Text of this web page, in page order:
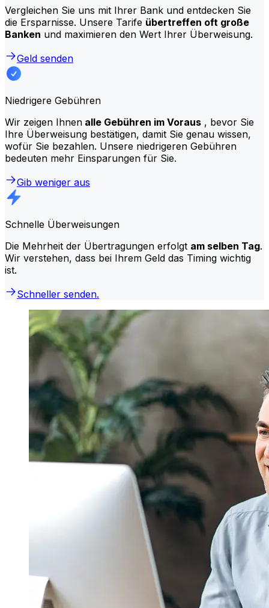
Vergleichen Sie uns mit Ihrer Bank und entdecken Sie
die Ersparnisse. Unsere Tarife übertreffen oft große
Banken und maximieren den Wert Ihrer Überweisung.
Geld senden
Niedrigere Gebühren
Wir zeigen Ihnen alle Gebühren im Voraus , bevor Sie
Ihre Überweisung bestätigen, damit Sie genau wissen,
wofür Sie bezahlen. Unsere niedrigeren Gebühren
bedeuten mehr Einsparungen für Sie.
Gib weniger aus
Schnelle Überweisungen
Die Mehrheit der Übertragungen erfolgt am selben Tag.
Wir verstehen, dass bei Ihrem Geld das Timing wichtig
ist.
Schneller senden.